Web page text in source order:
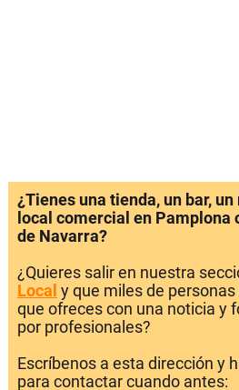
¿Tienes una tienda, un bar,
local comercial en Pamplona
de Navarra?
¿Quieres salir en nuestra
Local y que miles de
que ofreces con una noticia y
por profesionales?
Escríbenos a esta dirección y
para contactar cuando antes: